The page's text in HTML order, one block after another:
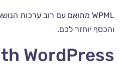
והכסף יוחזר לכם.
WordPress